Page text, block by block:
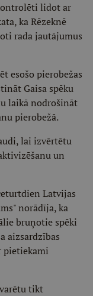
lidot ar
ka Rēzeknē
rada jautājumus
esošo pierobežas
Gaisa spēku
laikā nodrošināt
pierobežā.
lai izvērtētu
un
Latvijas
norādīja, ka
bruņotie spēki
aizsardzības
pietiekami
tikt